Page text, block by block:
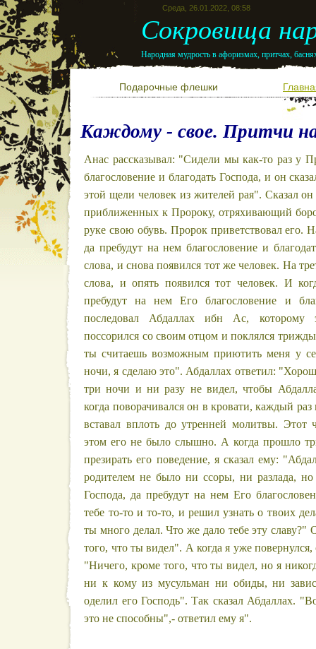
Среда, 26.01.2022, 08:58
Сокровища
Народная мудрость в афоризмах, притчах,
Подарочные флешки
Каждому - свое. Притчи
Анас рассказывал: "Сидели мы как-то раз у
благословение и благодать Господа, и он
этой щели человек из жителей рая". Сказал
приближенных к Пророку, отряхивающий
руке свою обувь. Пророк приветствовал его.
да пребудут на нем благословение и
слова, и снова появился тот же человек. На
слова, и опять появился тот человек. И
пребудут на нем Его благословение и
последовал Абдаллах ибн Ас, которому
поссорился со своим отцом и поклялся
ты считаешь возможным приютить меня у
ночи, я сделаю это". Абдаллах ответил:
три ночи и ни разу не видел, чтобы
когда поворачивался он в кровати, каждый
вставал вплоть до утренней молитвы. Этот
этом его не было слышно. А когда прошло
презирать его поведение, я сказал ему:
родителем не было ни ссоры, ни разлада,
Господа, да пребудут на нем Его
тебе то-то и то-то, и решил узнать о твоих
ты много делал. Что же дало тебе эту
того, что ты видел". А когда я уже
"Ничего, кроме того, что ты видел, но я
ни к кому из мусульман ни обиды, ни
оделил его Господь". Так сказал Абдаллах.
это не способны",- ответил ему я".